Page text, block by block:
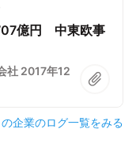
億円 中東欧事
社 2017年12
の企業のログ一覧をみる